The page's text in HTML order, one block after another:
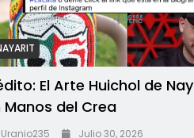
El Arte Huichol de
Manos del Crea
Uranio235 Julio 30, 2026